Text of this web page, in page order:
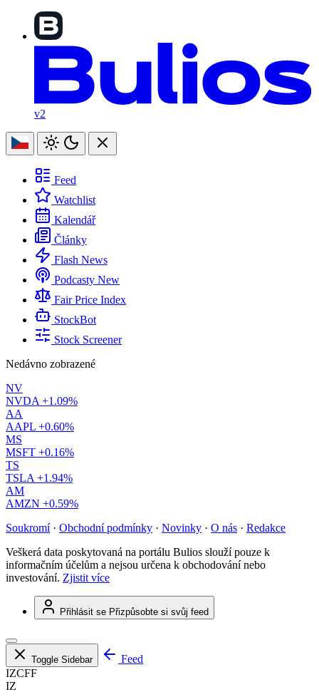
v2
Feed
Watchlist
Kalendář
Články
Flash News
Podcasty New
Fair Price Index
StockBot
Stock Screener
Nedávno zobrazené
NV
NVDA +1.09%
AA
AAPL +0.60%
MS
MSFT +0.16%
TS
TSLA +1.94%
AM
AMZN +0.59%
Soukromí · Obchodní podmínky · Novinky · O nás · Redakce
Veškerá data poskytovaná na portálu Bulios slouží pouze k
informačním účelům a nejsou určena k obchodování nebo
investování. Zjistit více
Přihlásit se Přizpůsobte si svůj feed
Toggle Sidebar
Feed
IZCFF
IZ